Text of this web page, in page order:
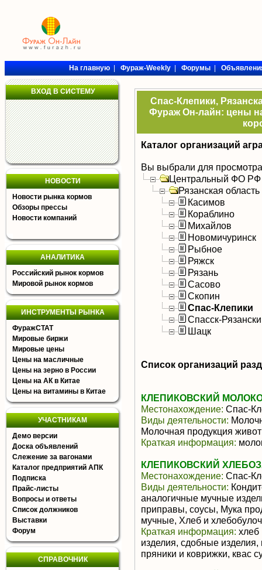
На главную|Фураж-Weekly|Форумы|
ВХОД В СИСТЕМУ
НОВОСТИ
Новости рынка кормов
Обзоры прессы
Новости компаний
АНАЛИТИКА
Российский рынок кормов
Мировой рынок кормов
ИНСТРУМЕНТЫ РЫНКА
ФуражСТАТ
Мировые биржи
Мировые цены
Цены на масличные
Цены на зерно в России
Цены на АК в Китае
Цены на витамины в Китае
УЧАСТНИКАМ
Демо версии
Доска объявлений
Слежение за вагонами
Каталог предприятий АПК
Подписка
Прайс-листы
Вопросы и ответы
Список должников
Выставки
Форум
СПРАВОЧНИК
Спас-Клепики,
Фураж Он-лайн: цены
Каталог организаций
Вы выбрали для
Центральный ФО РФ
Рязанская область
Касимов
Кораблино
Михайлов
Новомичуринск
Рыбное
Ряжск
Рязань
Сасово
Скопин
Спас-Клепики
Спасск-
Шацк
Список организаций
КЛЕПИКОВСКИЙ
Местонахождение: Спас-
Виды деятельности:
Молочная продукция
Краткая информация:
КЛЕПИКОВСКИЙ
Местонахождение: Спас-
Виды деятельности:
аналогичные мучные
приправы, соусы, Мука
мучные, Хлеб и
Краткая информация: хлеб
изделия, сдобные
пряники и коврижки, квас